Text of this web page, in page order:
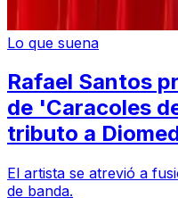
Lo que suena
Rafael Santos
de 'Caracoles
tributo a
El artista se atrevió a
de banda.